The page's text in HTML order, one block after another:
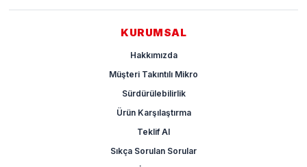
KURUMSAL
Hakkımızda
Müşteri Takıntılı Mikro
Sürdürülebilirlik
Ürün Karşılaştırma
Teklif Al
Sıkça Sorulan Sorular